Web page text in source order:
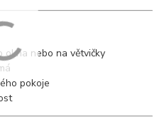
okna nebo na větvičky
pokoje